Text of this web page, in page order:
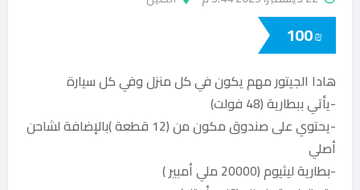
100₪
هادا الجيتور مهم يكون في كل منزل وفي كل سيارة
-يأتي ببطارية (48 فولت)
-يحتوي على صندوق مكون من (12 قطعة )بالإضافة لشاحن
أصلي
-بطارية ليثيوم (20000 ملي أمبير )